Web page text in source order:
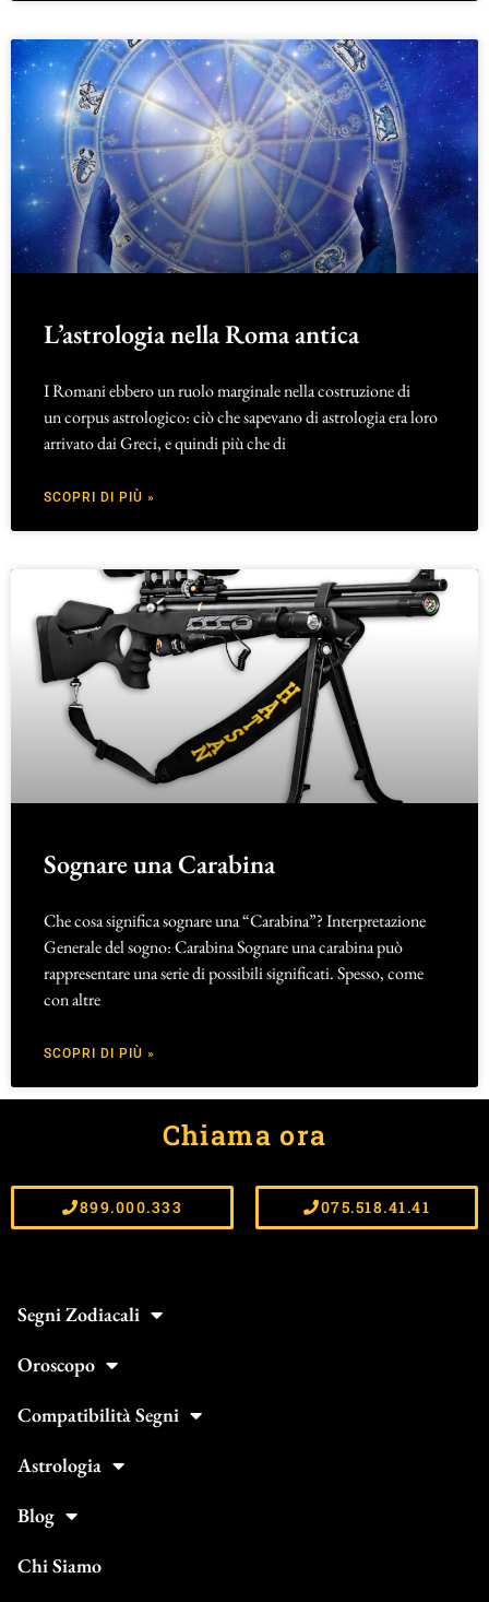
L’astrologia nella Roma antica
I Romani ebbero un ruolo marginale nella costruzione di
un corpus astrologico: ciò che sapevano di astrologia era loro
arrivato dai Greci, e quindi più che di
SCOPRI DI PIÙ »
Sognare una Carabina
Che cosa significa sognare una “Carabina”? Interpretazione
Generale del sogno: Carabina Sognare una carabina può
rappresentare una serie di possibili significati. Spesso, come
con altre
SCOPRI DI PIÙ »
Chiama ora
899.000.333 075.518.41.41
Segni Zodiacali
Oroscopo
Compatibilità Segni
Astrologia
Blog
Chi Siamo